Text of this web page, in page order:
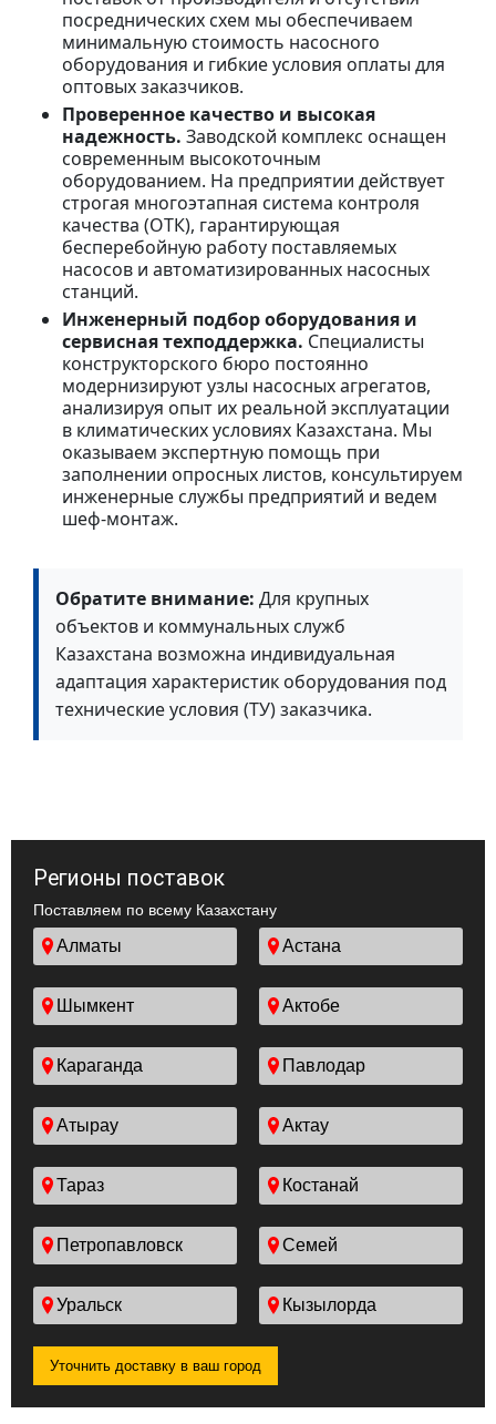
посреднических схем мы обеспечиваем
минимальную стоимость насосного
оборудования и гибкие условия оплаты для
оптовых заказчиков.
Проверенное качество и высокая
надежность. Заводской комплекс оснащен
современным высокоточным
оборудованием. На предприятии действует
строгая многоэтапная система контроля
качества (ОТК), гарантирующая
бесперебойную работу поставляемых
насосов и автоматизированных насосных
станций.
Инженерный подбор оборудования и
сервисная техподдержка. Специалисты
конструкторского бюро постоянно
модернизируют узлы насосных агрегатов,
анализируя опыт их реальной эксплуатации
в климатических условиях Казахстана. Мы
оказываем экспертную помощь при
заполнении опросных листов, консультируем
инженерные службы предприятий и ведем
шеф-монтаж.
Обратите внимание: Для крупных
объектов и коммунальных служб
Казахстана возможна индивидуальная
адаптация характеристик оборудования под
технические условия (ТУ) заказчика.
Регионы поставок
Поставляем по всему Казахстану
Алматы Астана
Шымкент Актобе
Караганда Павлодар
Атырау Актау
Тараз Костанай
Петропавловск Семей
Уральск Кызылорда
Уточнить доставку в ваш город